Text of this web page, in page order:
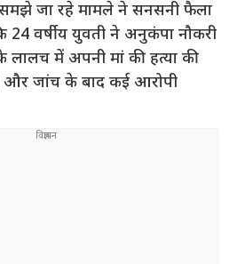
जा रहे मामले ने सनसनी फैला
24 वर्षीय युवती ने अनुकंपा नौकरी
लालच में अपनी मां की हत्या की
और जांच के बाद कई आरोपी